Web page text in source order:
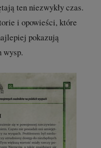
ten niezwykły czas.
i opowieści, które
pokazują
wysp.